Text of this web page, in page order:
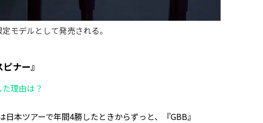
モデルとして発売される。
ナー』
理由は？
本ツアーで年間4勝したときからずっと、『GBB』